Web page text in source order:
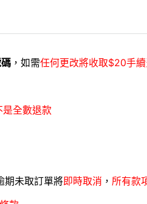
，如需任何更改將收取$20手
是全數退款
期未取訂單將即時取消 ， 所有款